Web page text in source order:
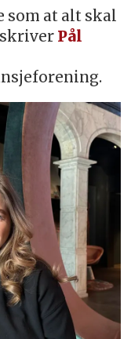
som at alt skal
Pål